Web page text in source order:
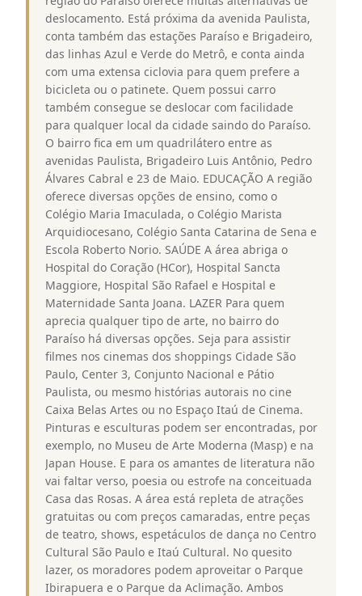
deslocamento. Está próxima da avenida Paulista,
conta também das estações Paraíso e Brigadeiro,
das linhas Azul e Verde do Metrô, e conta ainda
com uma extensa ciclovia para quem prefere a
bicicleta ou o patinete. Quem possui carro
também consegue se deslocar com facilidade
para qualquer local da cidade saindo do Paraíso.
O bairro fica em um quadrilátero entre as
avenidas Paulista, Brigadeiro Luis Antônio, Pedro
Álvares Cabral e 23 de Maio. EDUCAÇÃO A região
oferece diversas opções de ensino, como o
Colégio Maria Imaculada, o Colégio Marista
Arquidiocesano, Colégio Santa Catarina de Sena e
Escola Roberto Norio. SAÚDE A área abriga o
Hospital do Coração (HCor), Hospital Sancta
Maggiore, Hospital São Rafael e Hospital e
Maternidade Santa Joana. LAZER Para quem
aprecia qualquer tipo de arte, no bairro do
Paraíso há diversas opções. Seja para assistir
filmes nos cinemas dos shoppings Cidade São
Paulo, Center 3, Conjunto Nacional e Pátio
Paulista, ou mesmo histórias autorais no cine
Caixa Belas Artes ou no Espaço Itaú de Cinema.
Pinturas e esculturas podem ser encontradas, por
exemplo, no Museu de Arte Moderna (Masp) e na
Japan House. E para os amantes de literatura não
vai faltar verso, poesia ou estrofe na conceituada
Casa das Rosas. A área está repleta de atrações
gratuitas ou com preços camaradas, entre peças
de teatro, shows, espetáculos de dança no Centro
Cultural São Paulo e Itaú Cultural. No quesito
lazer, os moradores podem aproveitar o Parque
Ibirapuera e o Parque da Aclimação. Ambos